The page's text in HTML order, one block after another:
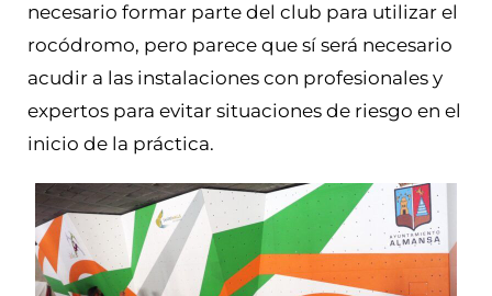
necesario formar parte del club para utilizar el
rocódromo, pero parece que sí será necesario
acudir a las instalaciones con profesionales y
expertos para evitar situaciones de riesgo en el
inicio de la práctica.